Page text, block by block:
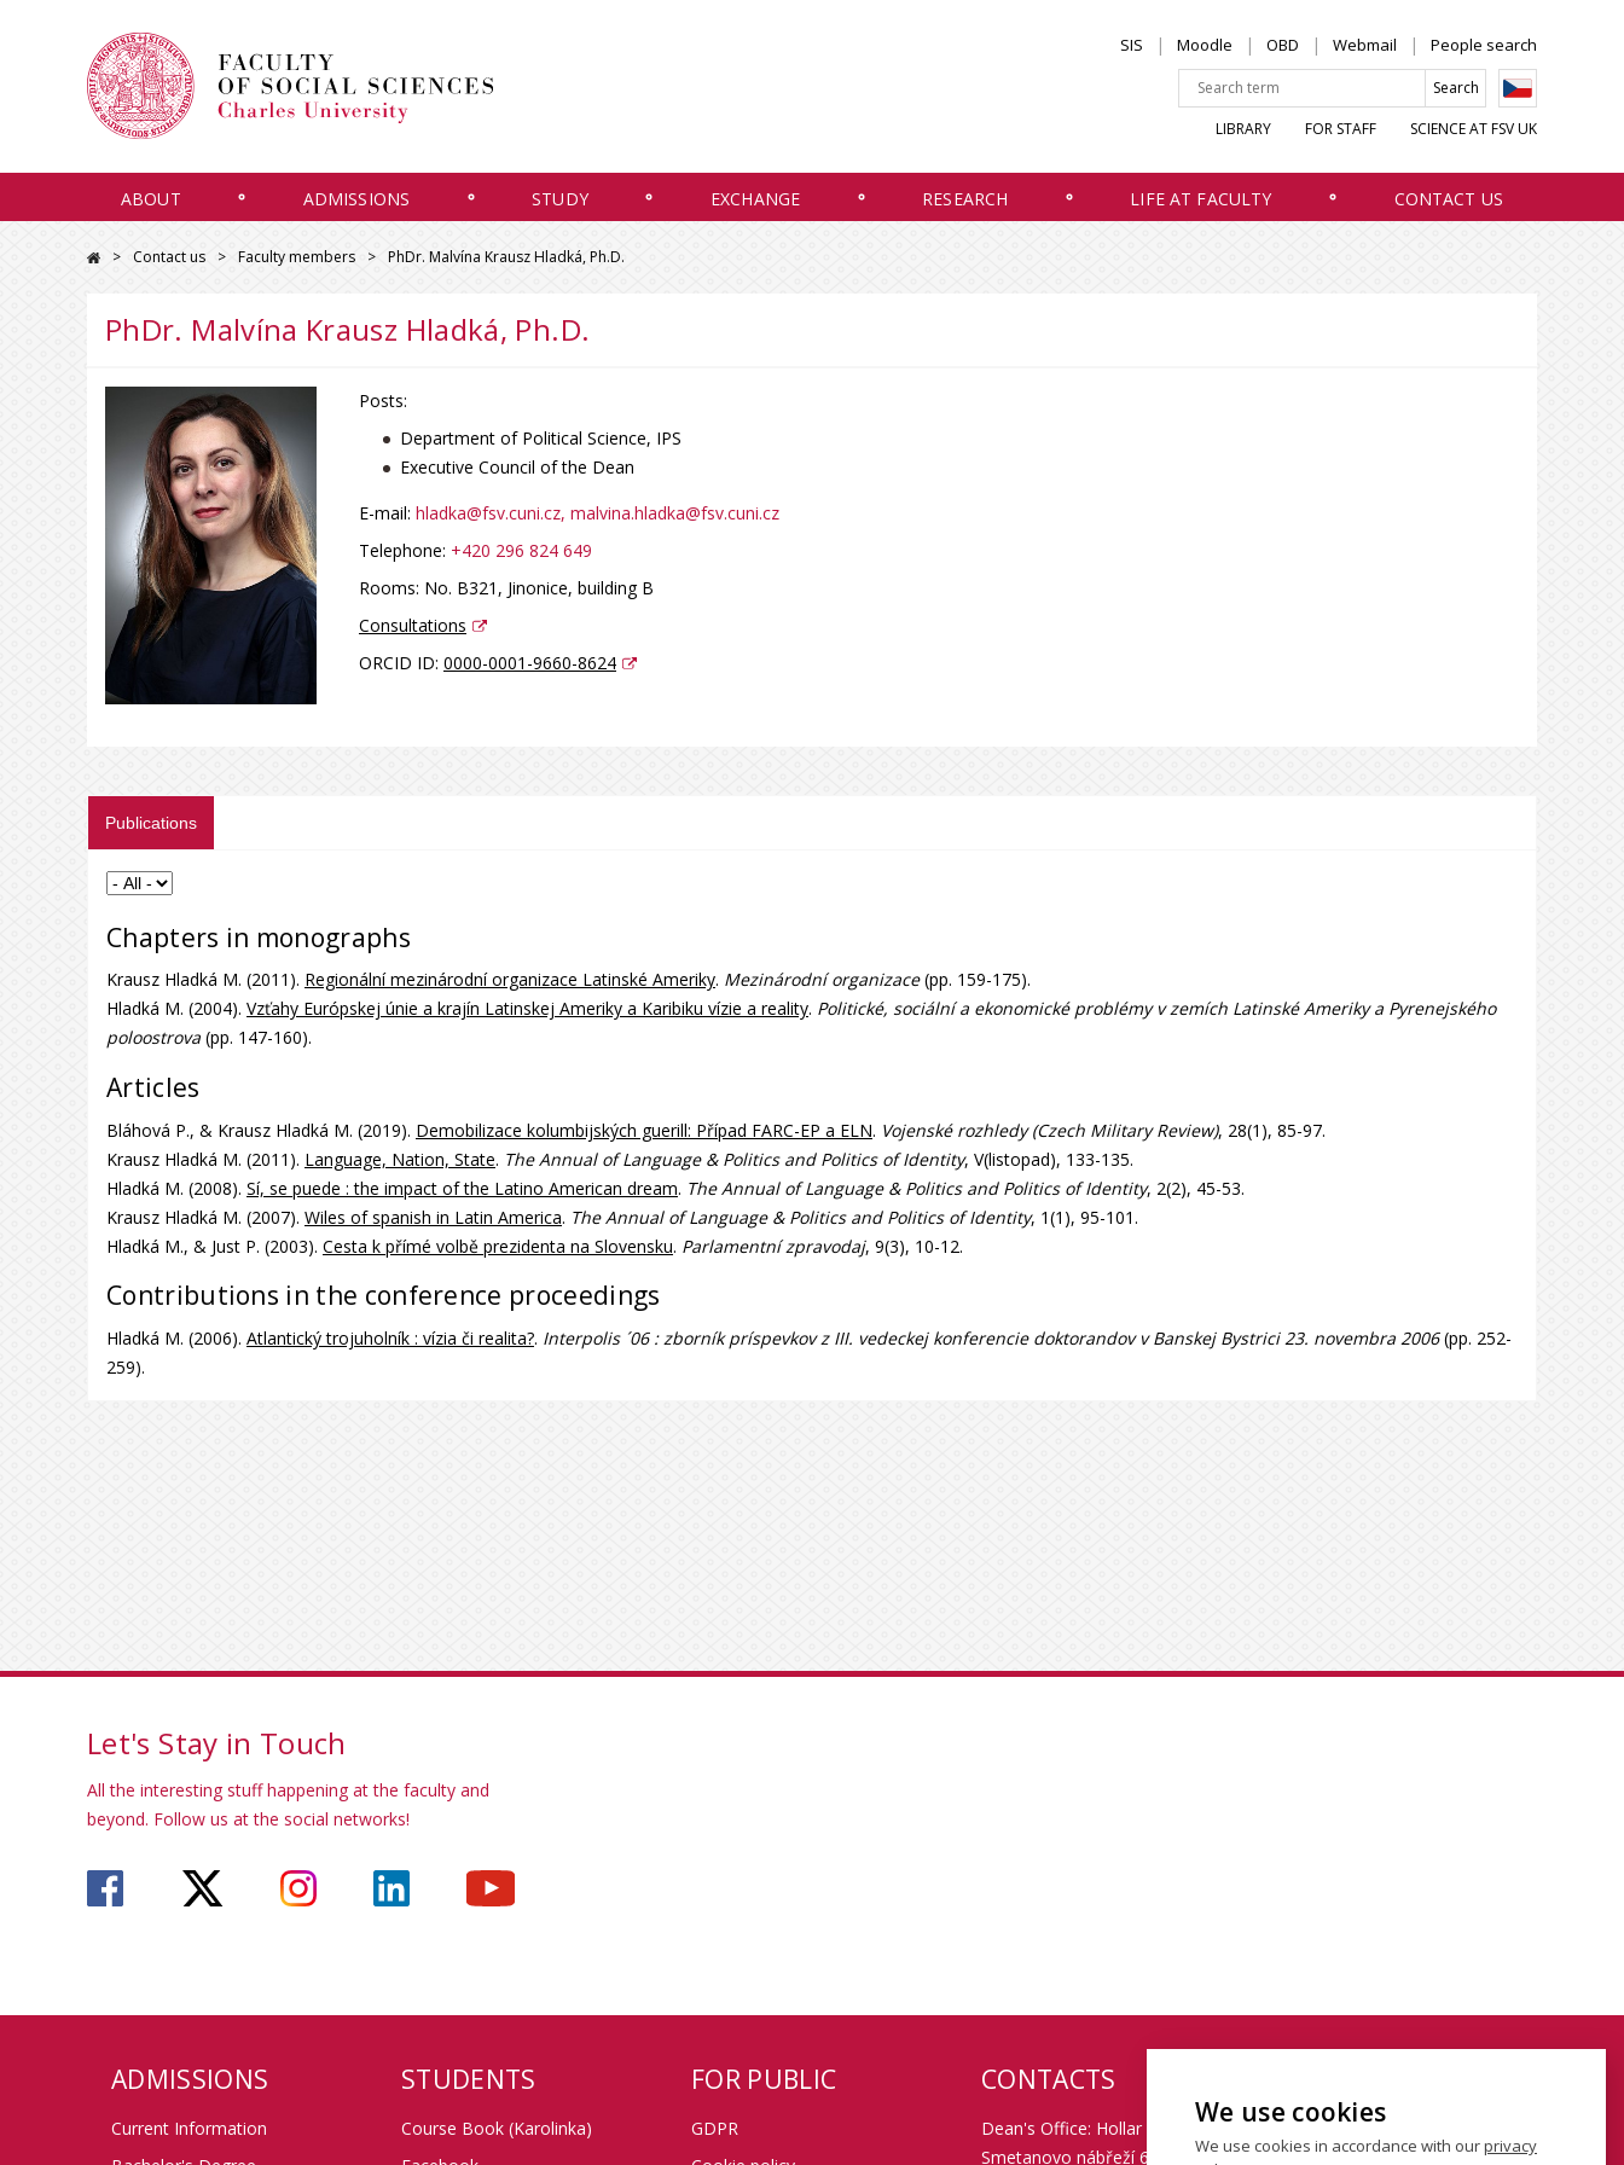
SIS Moodle OBD Webmail People search
LIBRARY FOR STAFF SCIENCE AT FSV UK
ABOUT ADMISSIONS STUDY EXCHANGE RESEARCH LIFE AT FACULTY CONTACT US
Contact us Faculty members PhDr. Malvína Krausz Hladká, Ph.D.
PhDr. Malvína Krausz Hladká, Ph.D.
Posts:
Department of Political Science, IPS
Executive Council of the Dean
E-mail: hladka@fsv.cuni.cz, malvina.hladka@fsv.cuni.cz
Telephone: +420 296 824 649
Rooms: No. B321, Jinonice, building B
Consultations
ORCID ID: 0000-0001-9660-8624
Publications
Chapters in monographs
Krausz Hladká M. (2011). Regionální mezinárodní organizace Latinské Ameriky. Mezinárodní organizace(pp. 159-175).
Hladká M. (2004). Vzťahy Európskej únie a krajín Latinskej Ameriky a Karibiku vízie a reality. Politické, sociální a ekonomické problémy v zemích Latinské Ameriky a Pyrenejského
poloostrova(pp. 147-160).
Articles
Bláhová P., & Krausz Hladká M. (2019). Demobilizace kolumbijských guerill: Případ FARC-EP a ELN. Vojenské rozhledy (Czech Military Review), 28(1), 85-97.
Krausz Hladká M. (2011). Language, Nation, State. The Annual of Language & Politics and Politics of Identity, V(listopad), 133-135.
Hladká M. (2008). Sí, se puede : the impact of the Latino American dream. The Annual of Language & Politics and Politics of Identity, 2(2), 45-53.
Krausz Hladká M. (2007). Wiles of spanish in Latin America. The Annual of Language & Politics and Politics of Identity, 1(1), 95-101.
Hladká M., & Just P. (2003). Cesta k přímé volbě prezidenta na Slovensku. Parlamentní zpravodaj, 9(3), 10-12.
Contributions in the conference proceedings
Hladká M. (2006). Atlantický trojuholník : vízia či realita?. Interpolis ´06 : zborník príspevkov z III. vedeckej konferencie doktorandov v Banskej Bystrici 23. novembra 2006(pp. 252-
259).
Let's Stay in Touch
All the interesting stuff happening at the faculty and
beyond. Follow us at the social networks!
ADMISSIONS
Current Information
STUDENTS
Course Book (Karolinka)
FOR PUBLIC
GDPR
CONTACTS
Dean's Office: Hollar building
Smetanovo nábřeží 6
We use cookies
We use cookies in accordance with ourprivacy